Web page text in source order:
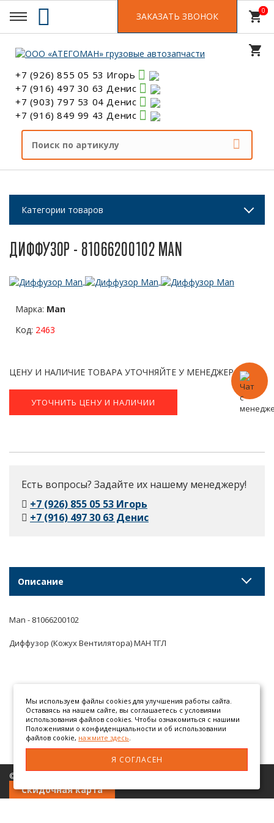
+7 (926) 855 05 53 Игорь
+7 (916) 497 30 63 Денис
+7 (903) 797 53 04 Денис
+7 (916) 849 99 43 Денис
ЗАКАЗАТЬ ЗВОНОК shopping_cart0
shopping_cart
0
Категории товаров
ДИФФУЗОР - 81066200102 MAN
Марка: Man
Код: 2463
ЦЕНУ И НАЛИЧИЕ ТОВАРА УТОЧНЯЙТЕ У МЕНЕДЖЕРА.
УТОЧНИТЬ ЦЕНУ И НАЛИЧИИ
Есть вопросы? Задайте их нашему менеджеру!
+7 (926) 855 05 53 Игорь
+7 (916) 497 30 63 Денис
Описание
Man - 81066200102
Диффузор (Кожух Вентилятора) МАН ТГЛ
© 2026 ООО «АТЕГОМАН» грузовые автозапчасти
Скидочная карта
Мы используем файлы cookies для улучшения работы сайта.
Оставаясь на нашем сайте, вы соглашаетесь с условиями
использования файлов cookies. Чтобы ознакомиться с нашими
Положениями о конфиденциальности и об использовании
файлов cookie, нажмите здесь.
Я СОГЛАСЕН